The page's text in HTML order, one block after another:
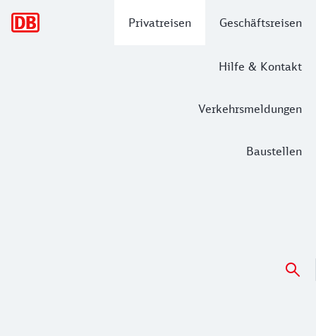
Privatreisen Geschäftsreisen
Hilfe & Kontakt
Verkehrsmeldungen
Baustellen